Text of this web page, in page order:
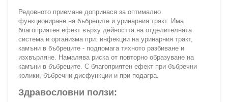
Редовното приемане допринася за оптимално
функциониране на бъбреците и уринарния тракт. Има
благоприятен ефект върху дейността на отделителната
система и организма при: инфекции на уринарния тракт,
камъни в бъбреците - подпомага тяхното разбиване и
изхвърляне. Намалява риска от повторно образуване на
камъни в бъбреците. С благоприятен ефект при бъбречни
колики, бъбречни дисфункции и при подагра.
Здравословни ползи: